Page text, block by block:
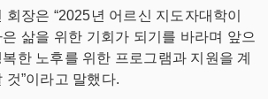
장은 “2025년 어르신 지도자대학이
삶을 위한 기회가 되기를 바라며 앞으
한 노후를 위한 프로그램과 지원을 계
것”이라고 말했다.